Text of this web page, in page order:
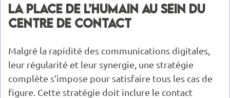
La place de l’humain au sein du
centre de contact
Malgré la rapidité des communications digitales,
leur régularité et leur synergie, une stratégie
complète s’impose pour satisfaire tous les cas de
figure. Cette stratégie doit inclure le contact